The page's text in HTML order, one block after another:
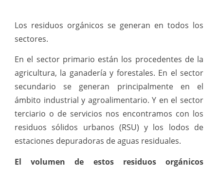
Los residuos orgánicos se generan en todos los
sectores.
En el sector primario están los procedentes de la
agricultura, la ganadería y forestales. En el sector
secundario se generan principalmente en el
ámbito industrial y agroalimentario. Y en el sector
terciario o de servicios nos encontramos con los
residuos sólidos urbanos (RSU) y los lodos de
estaciones depuradoras de aguas residuales.
El volumen de estos residuos orgánicos